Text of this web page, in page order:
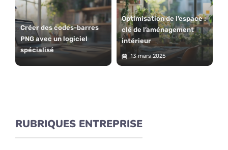
Créer des codes-barres
PNG avec un logiciel
spécialisé
Optimisation de l’espace :
clé de l’aménagement
intérieur
13 mars 2025
RUBRIQUES ENTREPRISE